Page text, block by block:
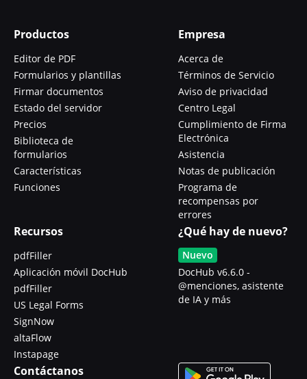
Productos
Editor de PDF
Formularios y plantillas
Firmar documentos
Estado del servidor
Precios
Biblioteca de
formularios
Características
Funciones
Empresa
Acerca de
Términos de Servicio
Aviso de privacidad
Centro Legal
Cumplimiento de Firma
Electrónica
Asistencia
Notas de publicación
Programa de
recompensas por
errores
Recursos
pdfFiller
Aplicación móvil DocHub
pdfFiller
US Legal Forms
SignNow
altaFlow
Instapage
¿Qué hay de nuevo?
Nuevo
DocHub v6.6.0 -
@menciones, asistente
de IA y más
Contáctanos